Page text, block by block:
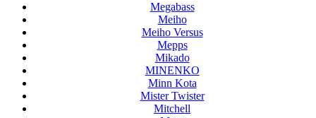
Megabass
Meiho
Meiho Versus
Mepps
Mikado
MINENKO
Minn Kota
Mister Twister
Mitchell